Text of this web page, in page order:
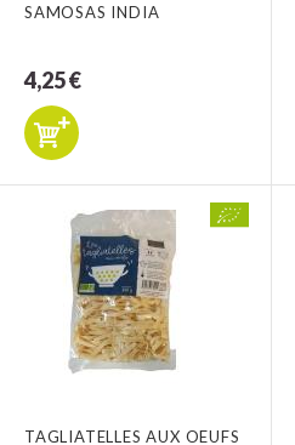
SAMOSAS INDIA
4,25 €
TAGLIATELLES AUX OEUFS